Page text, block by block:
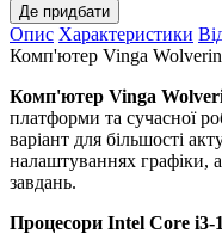
Де придбати
Опис Характеристики
Комп'ютер Vinga
Комп'ютер Vinga
платформи та сучасної
варіант для більшості
налаштуваннях графіки,
завдань.
Процесори Intel Core i3-